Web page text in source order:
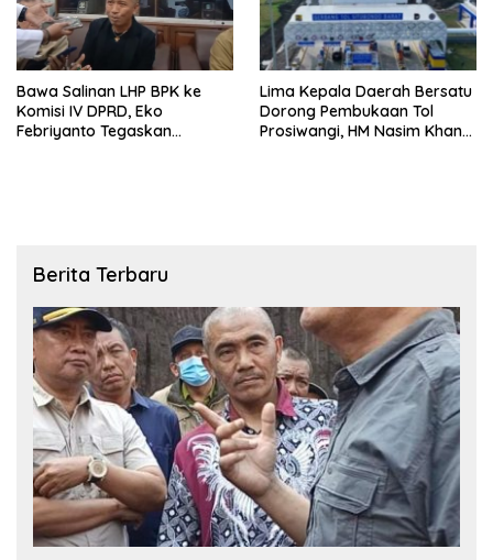
Bawa Salinan LHP BPK ke
Komisi IV DPRD, Eko
Febriyanto Tegaskan
Lima Kepala Daerah Bersatu
Dorong Pembukaan Tol
Prosiwangi, HM Nasim Khan
Berita Terbaru